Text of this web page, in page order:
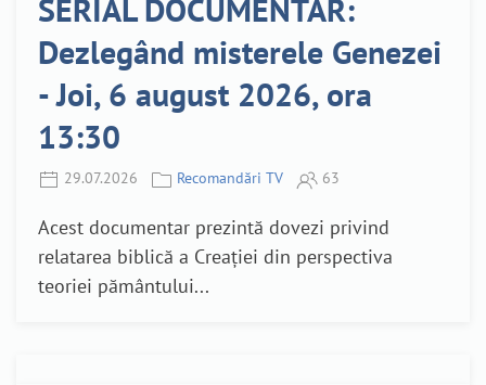
SERIAL DOCUMENTAR:
Dezlegând misterele Genezei
- Joi, 6 august 2026, ora
13:30
29.07.2026 Recomandări TV 63
Acest documentar prezintă dovezi privind
relatarea biblică a Creației din perspectiva
teoriei pământului...